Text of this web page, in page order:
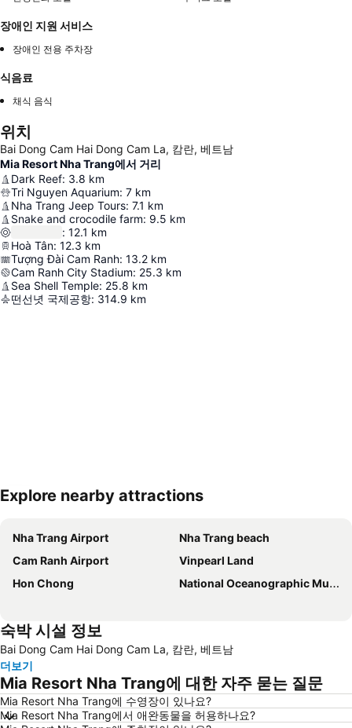
장애인 지원 서비스
장애인 전용 주차장
식음료
채식 음식
위치
Bai Dong Cam Hai Dong Cam La, 캄란, 베트남
Mia Resort Nha Trang에서 거리
Dark Reef: 3.8 km
Tri Nguyen Aquarium: 7 km
Nha Trang Jeep Tours: 7.1 km
Snake and crocodile farm: 9.5 km
: 12.1 km
Hoà Tân: 12.3 km
Tượng Đài Cam Ranh: 13.2 km
Cam Ranh City Stadium: 25.3 km
Sea Shell Temple: 25.8 km
떤선녓 국제공항: 314.9 km
Explore nearby attractions
Nha Trang Airport
Nha Trang beach
Cam Ranh Airport
Vinpearl Land
Hon Chong
National Oceanographic Museum of Vietnam
숙박 시설 정보
Bai Dong Cam Hai Dong Cam La, 캄란, 베트남
더보기
Mia Resort Nha Trang에 대한 자주 묻는 질문
Mia Resort Nha Trang에 수영장이 있나요?
Mia Resort Nha Trang에서 애완동물을 허용하나요?